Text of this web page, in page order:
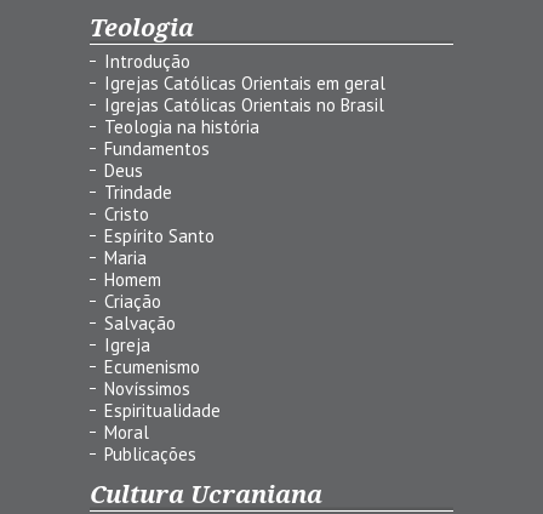
Teologia
Introdução
Igrejas Católicas Orientais em geral
Igrejas Católicas Orientais no Brasil
Teologia na história
Fundamentos
Deus
Trindade
Cristo
Espírito Santo
Maria
Homem
Criação
Salvação
Igreja
Ecumenismo
Novíssimos
Espiritualidade
Moral
Publicações
Cultura Ucraniana